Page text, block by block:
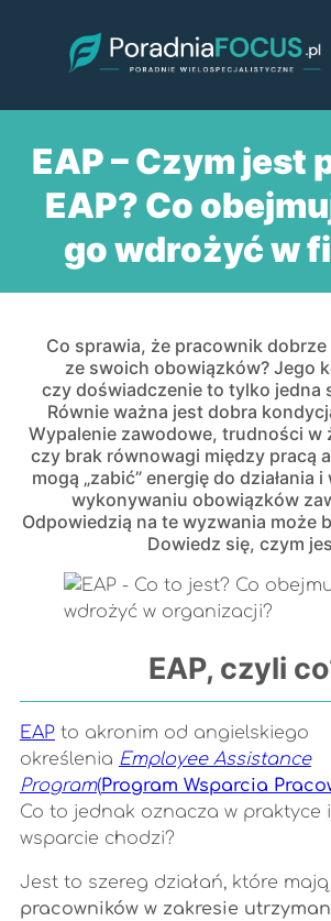
EAP – Czym jest
EAP? Co
go wdrożyć w
Co sprawia, że pracownik
ze swoich obowiązków? Jego
czy doświadczenie to tylko jedna
Równie ważna jest dobra
Wypalenie zawodowe, trudności w
czy brak równowagi między pracą
mogą „zabić” energię do działania
wykonywaniu obowiązków
Odpowiedzią na te wyzwania może
Dowiedz się, czym
EAP, czyli
EAPto akronim od angielskiego
określenia Employee Assistance
Program(Program Wsparcia
Co to jednak oznacza w praktyce
wsparcie chodzi?
Jest to szereg działań, które mają
pracowników w zakresie